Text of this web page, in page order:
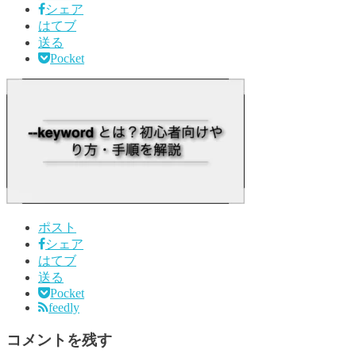
シェア
はてブ
送る
Pocket
ポスト
シェア
はてブ
送る
Pocket
feedly
コメントを残す